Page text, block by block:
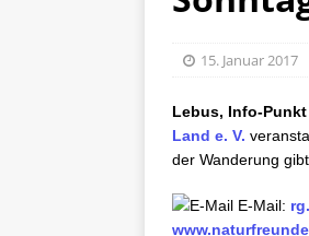
15. Januar 2017
Lebus, Info-
Land e. V.
der Wanderung
E-Mail: